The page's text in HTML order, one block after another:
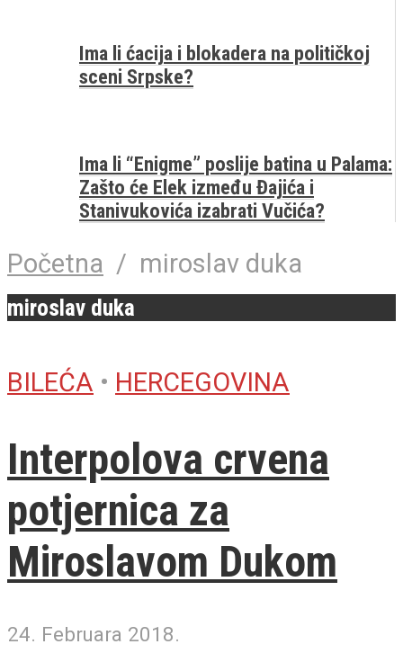
Ima li ćacija i blokadera na političkoj
sceni Srpske?
Ima li “Enigme” poslije batina u Palama:
Zašto će Elek između Đajića i
Stanivukovića izabrati Vučića?
Početna / miroslav duka
miroslav duka
BILEĆA • HERCEGOVINA
Interpolova crvena
potjernica za
Miroslavom Dukom
24. Februara 2018.